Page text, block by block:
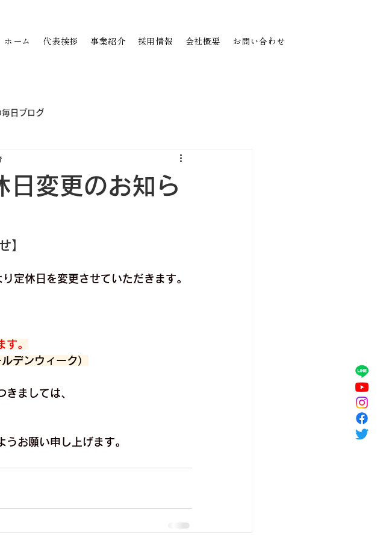
ホーム 代表挨拶 事業紹介 採用情報 会社概要 お問い合わせ
日ブログ
日変更のお知ら
】
定休日を変更させていただきます。
。
デンウィーク）
ましては、
お願い申し上げます。